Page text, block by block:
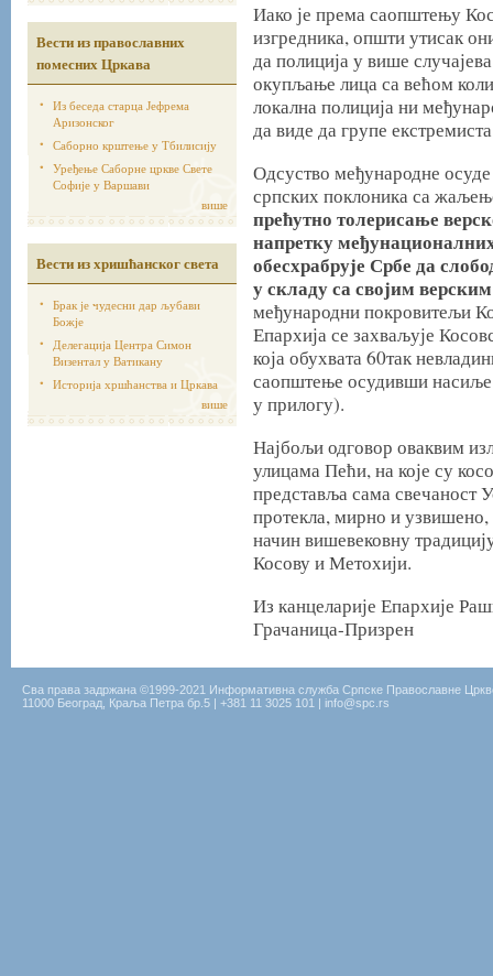
Вести из православних
помесних Цркава
Из беседа старца Јефрема
Аризонског
Саборно крштење у Тбилисију
Уређење Саборне цркве Свете
Софије у Варшави
више
Вести из хришћанског света
Брак је чудесни дар љубави
Божје
Делегација Центра Симон
Визентал у Ватикану
Историја хршћанства и Цркава
више
Иако је према саопштењу
изгредника, општи утисак
да полиција у више
окупљање лица са већом
локална полиција ни
да виде да групе
Одсуство међународне
српских поклоника са
прећутно толерисање
напретку
обесхрабрује Србе да
у складу са својим
међународни покровитељи
Епархија се захваљује
која обухвата 60так
саопштење осудивши
у прилогу).
Најбољи одговор оваквим
улицама Пећи, на које су
представља сама свечаност
протекла, мирно и узвишено,
начин вишевековну
Косову и Метохији.
Из канцеларије Епархије
Грачаница-Призрен
Сва права задржана ©1999-2021 Информативна служба Српске Православне
11000 Београд, Краља Петра бр.5 | +381 11 3025 101 | info@spc.rs